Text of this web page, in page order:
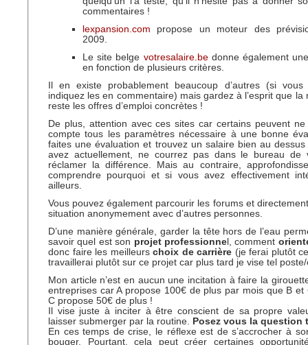
commentaires !
lexpansion.com propose un moteur des
2009.
Le site belge votresalaire.bedonne également
en fonction de plusieurs critères.
Il en existe probablement beaucoup d’autres (si vous
indiquez les en commentaire) mais gardez à l’esprit que la
reste les offres d’emploi concrètes !
De plus, attention avec ces sites car certains peuvent
compte tous les paramètres nécessaire à une bonne
faites une évaluation et trouvez un salaire bien au
avez actuellement, ne courrez pas dans le bureau de
réclamer la différence. Mais au contraire,
comprendre pourquoi et si vous avez effectivement
ailleurs.
Vous pouvez également parcourir les forums et
situation anonymement avec d’autres personnes.
D’une manière générale, garder la tête hors de l’eau
savoir quel est son projet professionne l, comment
donc faire les meilleurs choix de carrière (je ferai plutôt
travaillerai plutôt sur ce projet car plus tard je vise tel
Mon article n’est en aucun une incitation à faire la
entreprises car A propose 100€ de plus par mois que B et
C propose 50€ de plus !
Il vise juste à inciter à être conscient de sa propre
laisser submerger par la routine. Posez vous la question
En ces temps de crise, le réflexe est de s’accrocher à
bouger. Pourtant, cela peut créer certaines